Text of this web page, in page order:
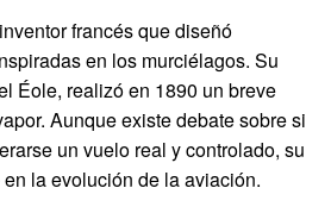
francés que diseñó
en los murciélagos. Su
Éole, realizó en 1890 un breve
Aunque existe debate sobre si
un vuelo real y controlado, su
la evolución de la aviación.